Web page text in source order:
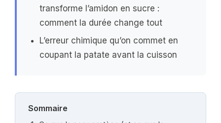
transforme l’amidon en sucre :
comment la durée change tout
L’erreur chimique qu’on commet en
coupant la patate avant la cuisson
Sommaire